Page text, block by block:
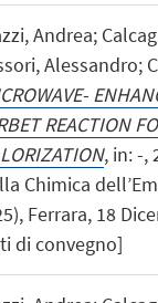
Andrea;
Alessandro;
REACTION
, in: -,
Chimica
Ferrara, 18
di convegno]